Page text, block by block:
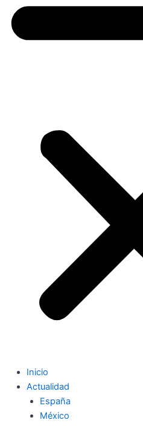
Inicio
Actualidad
España
México